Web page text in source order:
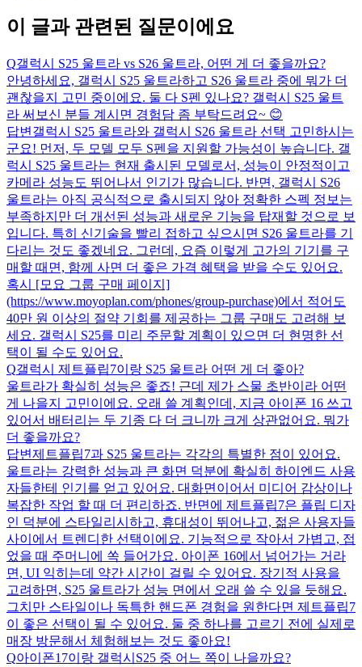
이 글과 관련된 질문이에요
Q갤럭시 S25 울트라 vs S26 울트라, 어떤 게 더 좋을까요?
안녕하세요, 갤럭시 S25 울트라하고 S26 울트라 중에 뭐가 더
괜찮을지 고민 중이에요. 둘 다 S펜 있나요? 갤럭시 S25 울트
라 써보신 분들 계시면 경험담 좀 부탁드려요~ 😊
답변 갤럭시 S25 울트라와 갤럭시 S26 울트라 선택 고민하시는
군요! 먼저, 두 모델 모두 S펜을 지원할 가능성이 높습니다. 갤
럭시 S25 울트라는 현재 출시된 모델로서, 성능이 안정적이고
카메라 성능도 뛰어나서 인기가 많습니다. 반면, 갤럭시 S26
울트라는 아직 공식적으로 출시되지 않아 정확한 스펙 정보는
부족하지만 더 개선된 성능과 새로운 기능을 탑재할 것으로 보
입니다. 특히 신기술을 빨리 접하고 싶으시면 S26 울트라를 기
다리는 것도 좋겠네요. 그런데, 요즘 이렇게 고가의 기기를 구
매할 때면, 함께 사면 더 좋은 가격 혜택을 받을 수도 있어요.
혹시 [모요 그룹 구매 페이지]
(https://www.moyoplan.com/phones/group-purchase)에서 적어도
40만 원 이상의 절약 기회를 제공하는 그룹 구매도 고려해 보
세요. 갤럭시 S25를 미리 주문할 계획이 있으면 더 현명한 선
택이 될 수도 있어요.
Q갤럭시 제트플립7이랑 S25 울트라 어떤 게 더 좋아?
울트라가 확실히 성능은 좋죠! 근데 제가 스물 초반이라 어떤
게 나을지 고민이에요. 오래 쓸 계획인데, 지금 아이폰 16 쓰고
있어서 배터리는 두 기종 다 더 크니까 크게 상관없어요. 뭐가
더 좋을까요?
답변제트플립7과 S25 울트라는 각각의 특별한 점이 있어요.
울트라는 강력한 성능과 큰 화면 덕분에 확실히 하이엔드 사용
자들한테 인기를 얻고 있어요. 대화면이어서 미디어 감상이나
복잡한 작업 할 때 더 편리하죠. 반면에 제트플립7은 플립 디자
인 덕분에 스타일리시하고, 휴대성이 뛰어나고, 젊은 사용자들
사이에서 트렌디한 선택이에요. 기능적으로 작아서 가볍고, 접
었을 때 주머니에 쏙 들어가요. 아이폰 16에서 넘어가는 거라
면, UI 익히는데 약간 시간이 걸릴 수 있어요. 장기적 사용을
고려하면, S25 울트라가 성능 면에서 오래 쓸 수 있을 듯해요.
그치만 스타일이나 독특한 핸드폰 경험을 원한다면 제트플립7
이 좋은 선택이 될 수 있어요. 둘 중 하나를 고르기 전에 실제로
매장 방문해서 체험해보는 것도 좋아요!
Q아이폰17이랑 갤럭시S25 중 어느 쪽이 나을까요?